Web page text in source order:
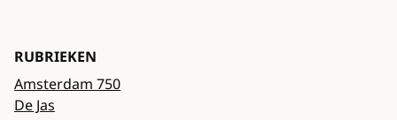
RUBRIEKEN
Amsterdam 750
De Jas